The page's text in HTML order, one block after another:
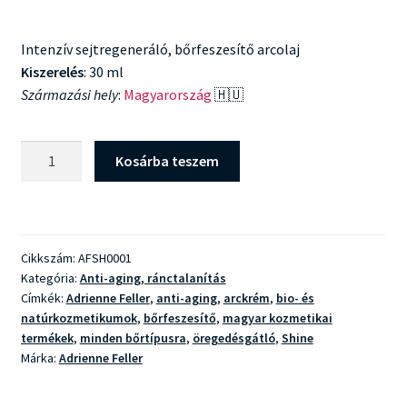
Intenzív sejtregeneráló, bőrfeszesítő arcolaj
Kiszerelés: 30 ml
Származási hely: Magyarország 🇭🇺
Kosárba teszem
Cikkszám: AFSH0001
Kategória: Anti-aging, ránctalanítás
Címkék: Adrienne Feller, anti-aging, arckrém, bio- és
natúrkozmetikumok, bőrfeszesítő, magyar kozmetikai
termékek, minden bőrtípusra, öregedésgátló, Shine
Márka: Adrienne Feller